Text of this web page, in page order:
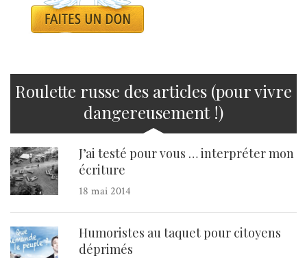
Roulette russe des articles (pour vivre
dangereusement !)
J’ai testé pour vous … interpréter mon
écriture
18 mai 2014
Humoristes au taquet pour citoyens
déprimés